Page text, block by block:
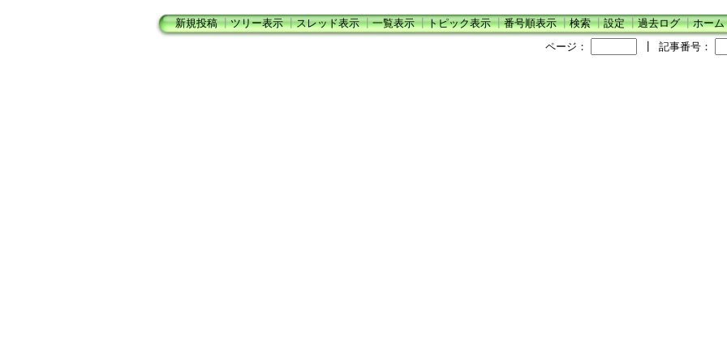
新規投稿┃ツリー表示┃スレッド表示┃一覧表示┃トピック表示┃番号順表示┃検索┃設定┃過去ログ┃ホーム
ページ：
記事番号：